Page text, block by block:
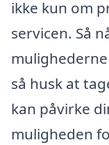
ikke kun om
servicen. Så
så husk at
kan påvirke
muligheden